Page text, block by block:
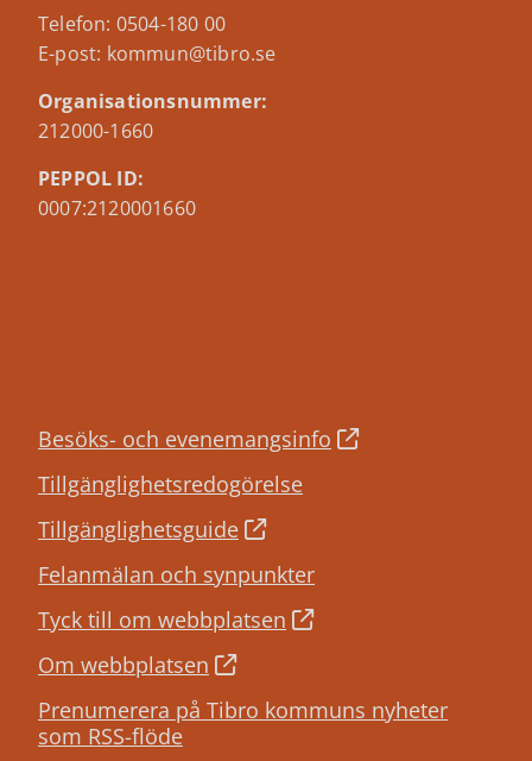
Telefon: 0504-180 00
E-post: kommun@tibro.se
Organisationsnummer:
212000-1660
PEPPOL ID:
0007:2120001660
Besöks- och evenemangsinfo
Tillgänglighetsredogörelse
Tillgänglighetsguide
Felanmälan och synpunkter
Tyck till om webbplatsen
Om webbplatsen
Prenumerera på Tibro kommuns nyheter
som RSS-flöde